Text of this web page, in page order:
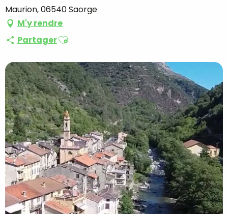
Maurion, 06540 Saorge
M'y rendre
PartagerAjouter aux favoris